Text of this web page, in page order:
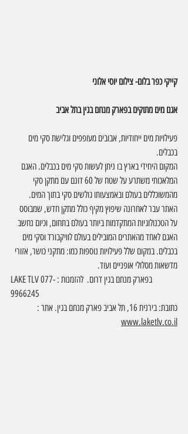
קייקי כפר בלום- צילום יוסי אלוני
אגם מים מתוקים בפארק מנחם בגין בתל אביב
פעילויות מים ייחודיות, אבובים מעופפים וגלישת סקי מים
בכבלים.
המקום היחידי בארץ בו ניתן לעשות סקי מים בכבלים. האגם
המלאכותי משתרע על שטח של 60 דונם עם מתקן סקי
מהמשוכללים בעולם ובאמצעותו גולשים סקי בתוך המים.
האתר עבר לאחרונה שיפוץ מקיף כולל מתקן חדש, שמבוסס
על הטכנולוגיות המתקדמות ביותר בעולם בתחום, וכיום נחשב
האגם לאחד מהאתרים המובילים בעולם לוויקבורד וסקי מים
בכבלים. במקום שלל פעילויות נוספות כמו: מתקני כושר, אזורי
מדשאות מסלולי אופניים ועוד.
LAKE TLV בפארק מנחם בגין דרום.  להזמנות : 077-
9966245
כתובת: בירנית 16, תל אביב פארק מנחם בגין. אתר :
www.laketlv.co.il